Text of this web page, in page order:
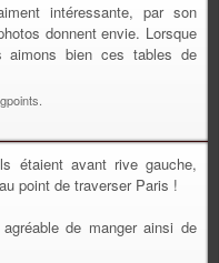
intéressante, par son
donnent envie. Lorsque
aimons bien ces tables de
étaient avant rive gauche,
point de traverser Paris !
de manger ainsi de